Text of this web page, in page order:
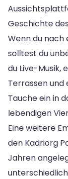
Geschichte
Wenn du nach
solltest du
du Live-Musik,
Terrassen und
Tauche ein in
lebendigen
Eine weitere
den Kadriorg
Jahren